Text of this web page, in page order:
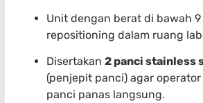
Unit dengan berat di bawah
repositioning dalam ruang
Disertakan 2 panci stainless
(penjepit panci) agar
panci panas langsung.